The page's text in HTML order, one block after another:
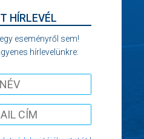
HÍRLEVÉL
eseményről sem!
hírlevelünkre: